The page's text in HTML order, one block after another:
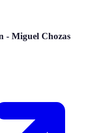
- Miguel Chozas